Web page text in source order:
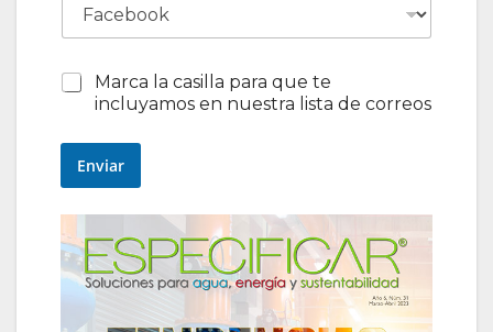
D
e
r
i
b
Marca la casilla para que te
incluyamos en nuestra lista de correos
Enviar